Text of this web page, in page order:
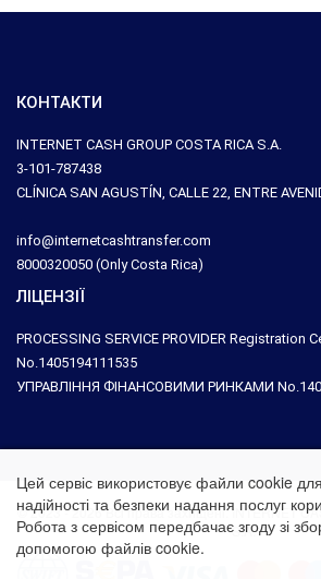
КОНТАКТИ
INTERNET CASH GROUP COSTA RICA S.A.
3-101-787438
CLÍNICA SAN AGUSTÍN, CALLE 22, ENTRE
info@internetcashtransfer.com
8000320050 (Only Costa Rica)
ЛІЦЕНЗІЇ
PROCESSING SERVICE PROVIDER Registration
No.1405194111535
УПРАВЛІННЯ ФІНАНСОВИМИ РИНКАМИ
© 2023 - 2026 Всі права захищені. INTERNET
S.A.
Цей сервіс використовує файли cookie
надійності та безпеки надання послуг
Робота з сервісом передбачає згоду зі
допомогою файлів cookie.